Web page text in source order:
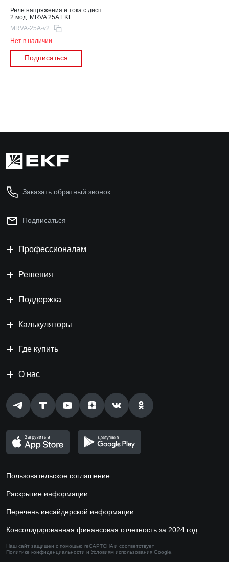
Реле напряжения и тока с дисп.
2 мод. MRVA 25A EKF
MRVA-25A-v2
Нет в наличии
Подписаться
Заказать обратный звонок
Подписаться
Профессионалам
Решения
Поддержка
Калькуляторы
Где купить
О нас
Пользовательское соглашение
Раскрытие информации
Перечень инсайдерской информации
Консолидированная финансовая отчетность за 2024 год
Наш сайт защищен с помощью reCAPTCHA и соответствует
Политике конфиденциальности и Условиям использования Google.